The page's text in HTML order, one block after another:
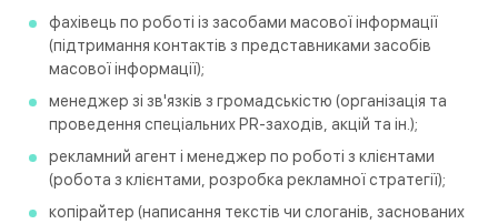
фахівець по роботі із засобами масової інформації
(підтримання контактів з представниками засобів
масової інформації);
менеджер зі зв'язків з громадськістю (організація та
проведення спеціальних PR-заходів, акцій та ін.);
рекламний агент і менеджер по роботі з клієнтами
(робота з клієнтами, розробка рекламної стратегії);
копірайтер (написання текстів чи слоганів, заснованих